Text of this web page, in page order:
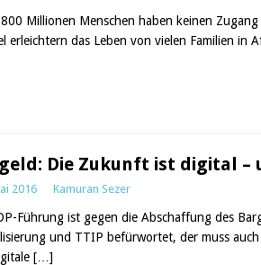
Millionen Menschen haben keinen
erleichtern das Leben von vielen Familien in
Die Zukunft ist digital –
2016 Kamuran Sezer
Führung ist gegen die Abschaffung des
und TTIP befürwortet, der muss
[…]